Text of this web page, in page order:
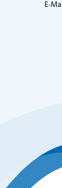
E-